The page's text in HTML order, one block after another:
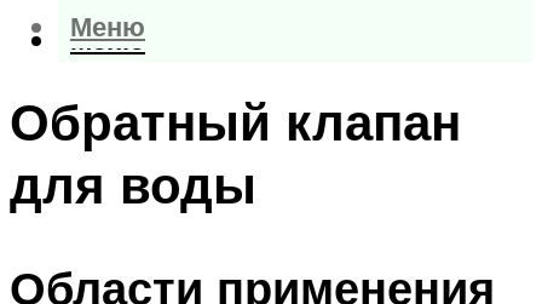
Меню
Меню
Обратный клапан
для воды
Области применения